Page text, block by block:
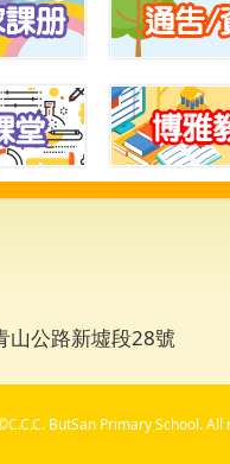
山公路新墟段28號
ButSan Primary School.